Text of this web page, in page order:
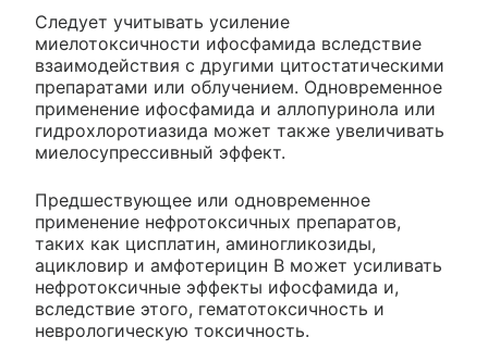
Следует учитывать усиление
миелотоксичности ифосфамида вследствие
взаимодействия с другими цитостатическими
препаратами или облучением. Одновременное
применение ифосфамида и аллопуринола или
гидрохлоротиазида может также увеличивать
миелосупрессивный эффект.
Предшествующее или одновременное
применение нефротоксичных препаратов,
таких как цисплатин, аминогликозиды,
ацикловир и амфотерицин В может усиливать
нефротоксичные эффекты ифосфамида и,
вследствие этого, гематотоксичность и
неврологическую токсичность.